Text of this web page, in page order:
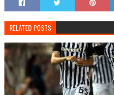
RELATED POSTS